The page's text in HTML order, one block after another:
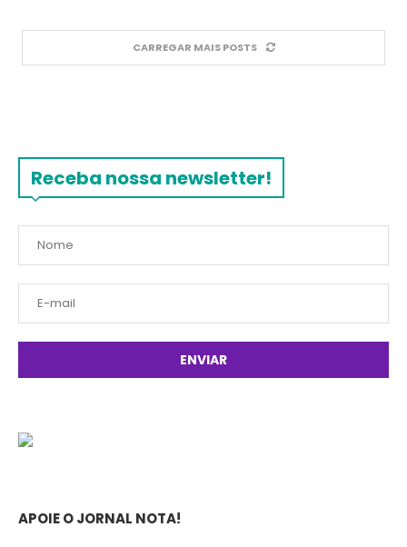
CARREGAR MAIS POSTS
Receba nossa newsletter!
APOIE O JORNAL NOTA!